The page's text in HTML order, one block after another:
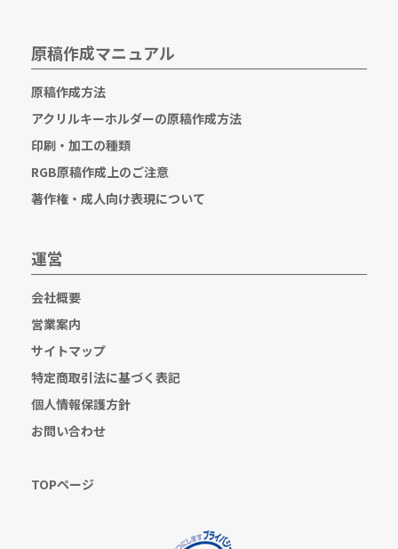
原稿作成マニュアル
原稿作成方法
アクリルキーホルダーの原稿作成方法
印刷・加工の種類
RGB原稿作成上のご注意
著作権・成人向け表現について
運営
会社概要
営業案内
サイトマップ
特定商取引法に基づく表記
個人情報保護方針
お問い合わせ
TOPページ